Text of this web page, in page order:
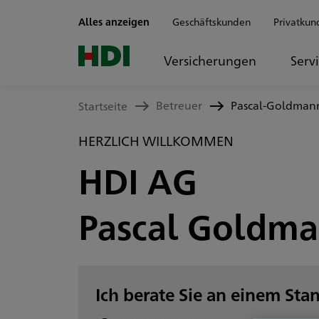
Alles anzeigen Geschäftskunden
Versicherungen
Startseite Betreuer Pascal-
HERZLICH WILLKOMMEN
HDI AG
Pascal
Ich berate Sie an einem